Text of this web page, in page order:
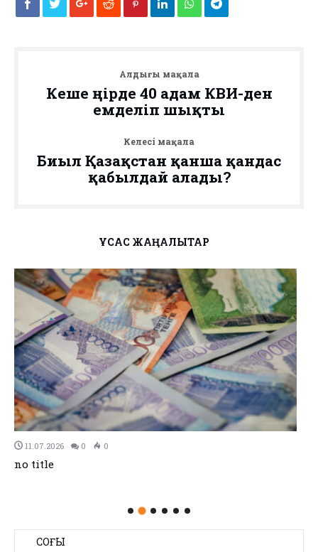
Алдыңғы мақала
Кеше өңірде 40 адам КВИ-ден
емделіп шықты
Келесі мақала
Биыл Қазақстан қанша қандас
қабылдай алады?
ҰҚСАС ЖАҢАЛЫҚТАР
11.07.2026 0 0
no title
СОҢҒЫ